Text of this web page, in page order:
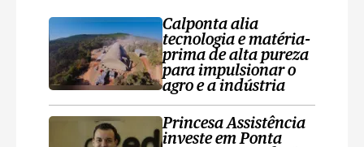
Calponta alia
tecnologia e matéria-
prima de alta pureza
para impulsionar o
agro e a indústria
Princesa Assistência
investe em Ponta